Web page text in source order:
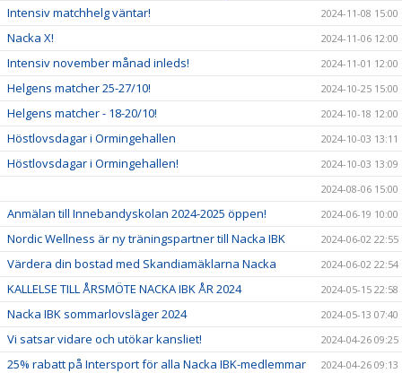
Intensiv matchhelg väntar! 2024-11-08 15:00
Nacka X! 2024-11-06 12:00
Intensiv november månad inleds! 2024-11-01 12:00
Helgens matcher 25-27/10! 2024-10-25 15:00
Helgens matcher - 18-20/10! 2024-10-18 12:00
Höstlovsdagar i Ormingehallen 2024-10-03 13:11
Höstlovsdagar i Ormingehallen!
2024-10-03 13:09
2024-08-06 15:00
Anmälan till Innebandyskolan 2024-2025 öppen! 2024-06-19 10:00
Nordic Wellness är ny träningspartner till Nacka IBK 2024-06-02 22:55
Värdera din bostad med Skandiamäklarna Nacka 2024-06-02 22:54
KALLELSE TILL ÅRSMÖTE NACKA IBK ÅR 2024 2024-05-15 22:58
Nacka IBK sommarlovsläger 2024 2024-05-13 07:40
Vi satsar vidare och utökar kansliet! 2024-04-26 09:25
25% rabatt på Intersport för alla Nacka IBK-medlemmar 2024-04-26 09:13